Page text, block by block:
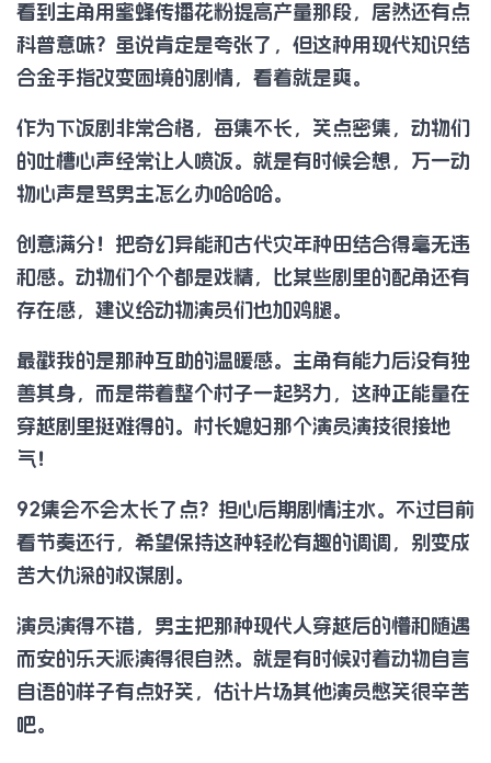
看到主角用蜜蜂传播花粉提高产量那段，居然还有点
科普意味？虽说肯定是夸张了，但这种用现代知识结
合金手指改变困境的剧情，看着就是爽。
作为下饭剧非常合格，每集不长，笑点密集，动物们
的吐槽心声经常让人喷饭。就是有时候会想，万一动
物心声是骂男主怎么办哈哈哈。
创意满分！把奇幻异能和古代灾年种田结合得毫无违
和感。动物们个个都是戏精，比某些剧里的配角还有
存在感，建议给动物演员们也加鸡腿。
最戳我的是那种互助的温暖感。主角有能力后没有独
善其身，而是带着整个村子一起努力，这种正能量在
穿越剧里挺难得的。村长媳妇那个演员演技很接地
气！
92集会不会太长了点？担心后期剧情注水。不过目前
看节奏还行，希望保持这种轻松有趣的调调，别变成
苦大仇深的权谋剧。
演员演得不错，男主把那种现代人穿越后的懵和随遇
而安的乐天派演得很自然。就是有时候对着动物自言
自语的样子有点好笑，估计片场其他演员憋笑很辛苦
吧。